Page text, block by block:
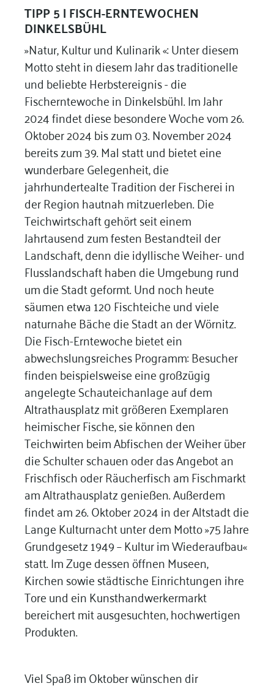
TIPP 5 |FISCH-ERNTEWOCHEN
DINKELSBÜHL
»Natur, Kultur und Kulinarik «: Unter diesem
Motto steht in diesem Jahr das traditionelle
und beliebte Herbstereignis - die
Fischerntewoche in Dinkelsbühl. Im Jahr
2024 findet diese besondere Woche vom 26.
Oktober 2024 bis zum 03. November 2024
bereits zum 39. Mal statt und bietet eine
wunderbare Gelegenheit, die
jahrhundertealte Tradition der Fischerei in
der Region hautnah mitzuerleben. Die
Teichwirtschaft gehört seit einem
Jahrtausend zum festen Bestandteil der
Landschaft, denn die idyllische Weiher- und
Flusslandschaft haben die Umgebung rund
um die Stadt geformt. Und noch heute
säumen etwa 120 Fischteiche und viele
naturnahe Bäche die Stadt an der Wörnitz.
Die Fisch-Erntewoche bietet ein
abwechslungsreiches Programm: Besucher
finden beispielsweise eine großzügig
angelegte Schauteichanlage auf dem
Altrathausplatz mit größeren Exemplaren
heimischer Fische, sie können den
Teichwirten beim Abfischen der Weiher über
die Schulter schauen oder das Angebot an
Frischfisch oder Räucherfisch am Fischmarkt
am Altrathausplatz genießen. Außerdem
findet am 26. Oktober 2024 in der Altstadt die
Lange Kulturnacht unter dem Motto »75 Jahre
Grundgesetz 1949 – Kultur im Wiederaufbau«
statt. Im Zuge dessen öffnen Museen,
Kirchen sowie städtische Einrichtungen ihre
Tore und ein Kunsthandwerkermarkt
bereichert mit ausgesuchten, hochwertigen
Produkten.
Viel Spaß im Oktober wünschen dir